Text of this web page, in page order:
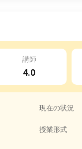
講師
4.0
現在の状況
授業形式